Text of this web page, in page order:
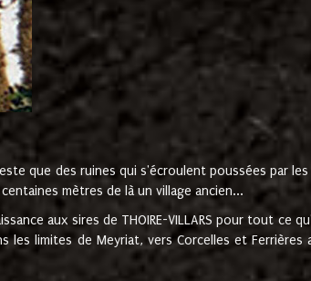
que des ruines qui s'écroulent poussées par
mètres de là un village ancien...
aux sires de THOIRE-VILLARS pour tout
les limites de Meyriat, vers Corcelles et Ferrières